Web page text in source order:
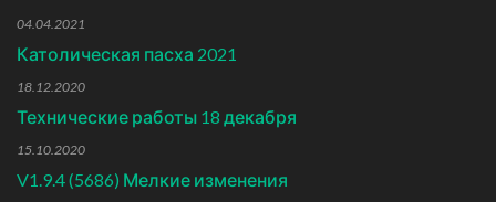
04.04.2021
Католическая пасха 2021
18.12.2020
Технические работы 18 декабря
15.10.2020
V1.9.4 (5686) Мелкие изменения